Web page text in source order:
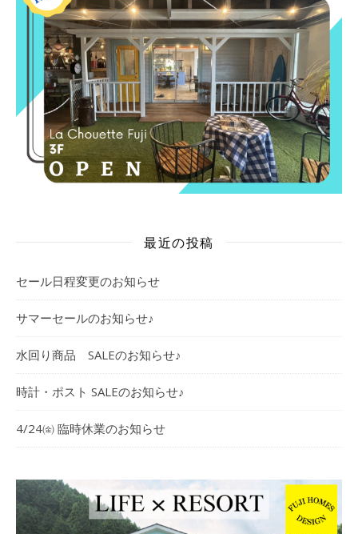
最近の投稿
セール日程変更のお知らせ
サマーセールのお知らせ♪
水回り商品 SALEのお知らせ♪
時計・ポスト SALEのお知らせ♪
4/24㈮ 臨時休業のお知らせ